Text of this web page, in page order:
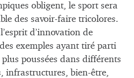
obligent, le sport sera
des savoir-faire tricolores.
d’innovation de
exemples ayant tiré parti
poussées dans différents
infrastructures, bien-être,